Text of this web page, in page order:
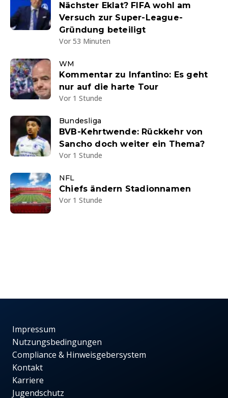
Nächster Eklat? FIFA wohl am
Versuch zur Super-League-
Gründung beteiligt
Vor 53 Minuten
WM
Kommentar zu Infantino: Es geht
nur auf die harte Tour
Vor 1 Stunde
Bundesliga
BVB-Kehrtwende: Rückkehr von
Sancho doch weiter ein Thema?
Vor 1 Stunde
NFL
Chiefs ändern Stadionnamen
Vor 1 Stunde
Impressum
Nutzungsbedingungen
Compliance & Hinweisgebersystem
Kontakt
Karriere
Jugendschutz